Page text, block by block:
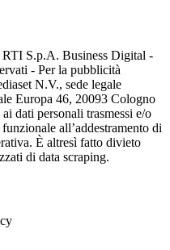
RTI S.p.A. Business Digital -
- Per la pubblicità
N.V., sede legale
Europa 46, 20093 Cologno
dati personali trasmessi e/o
all’addestramento di
È altresì fatto divieto
di data scraping.